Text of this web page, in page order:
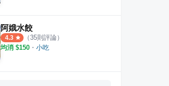
阿娥水餃
4.3 （35則評論）
均消 $150 ・ 小吃